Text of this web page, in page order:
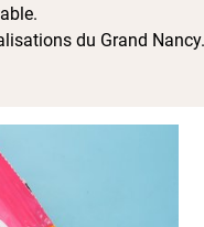
du Grand Nancy.